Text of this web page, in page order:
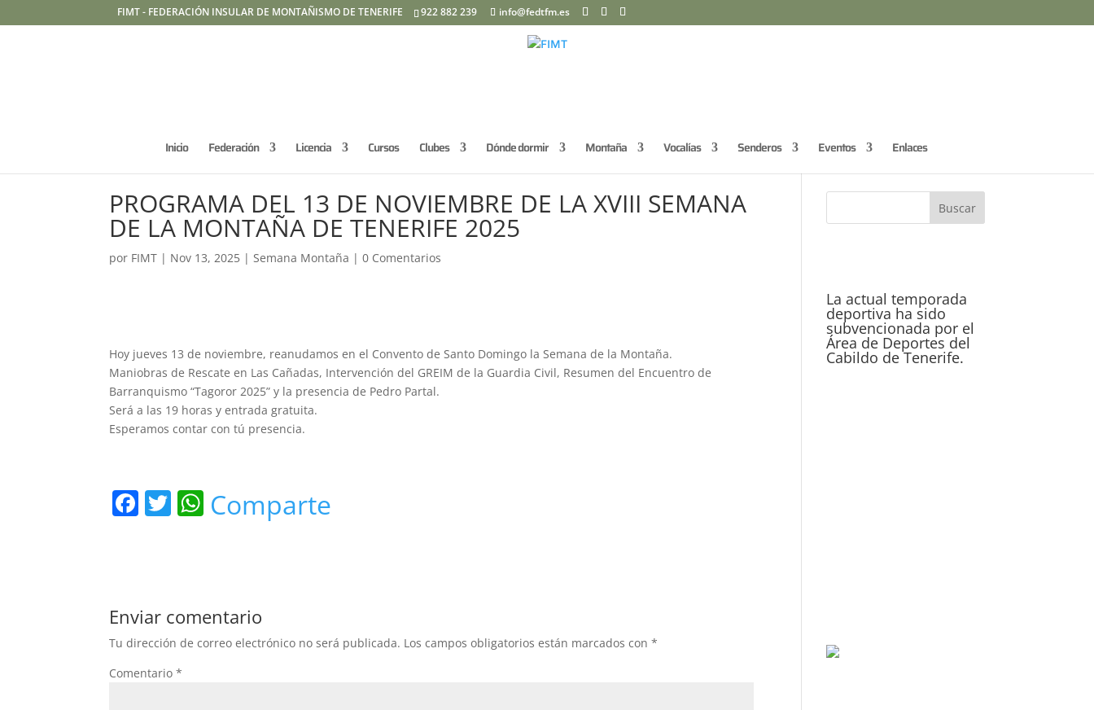
FIMT - FEDERACIÓN INSULAR DE MONTAÑISMO DE TENERIFE 922 882 239 info@fedtfm.es
Inicio Federación Licencia Cursos Clubes Dónde dormir Montaña Vocalías Senderos Eventos Enlaces
PROGRAMA DEL 13 DE NOVIEMBRE DE LA XVIII SEMANA
DE LA MONTAÑA DE TENERIFE 2025
por FIMT | Nov 13, 2025 |Semana Montaña |0 Comentarios
Hoy jueves 13 de noviembre, reanudamos en el Convento de Santo Domingo la Semana de la Montaña.
Maniobras de Rescate en Las Cañadas, Intervención del GREIM de la Guardia Civil, Resumen del Encuentro de
Barranquismo “Tagoror 2025” y la presencia de Pedro Partal.
Será a las 19 horas y entrada gratuita.
Esperamos contar con tú presencia.
F
b
o
o
k
T W
A
p
p
Comparte
Enviar comentario
Tu dirección de correo electrónico no será publicada. Los campos obligatorios están marcados con*
Comentario*
La actual temporada
deportiva ha sido
subvencionada por el
Área de Deportes del
Cabildo de Tenerife.